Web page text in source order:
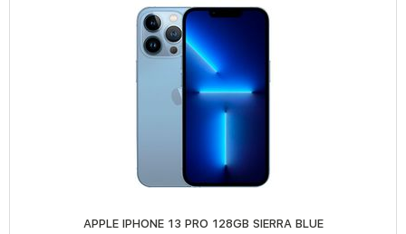
APPLE IPHONE 13 PRO 128GB SIERRA BLUE